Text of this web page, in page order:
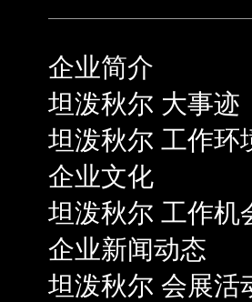
企业简介
坦泼秋尔 大事迹
坦泼秋尔 工作环
企业文化
坦泼秋尔 工作机
企业新闻动态
坦泼秋尔 会展活